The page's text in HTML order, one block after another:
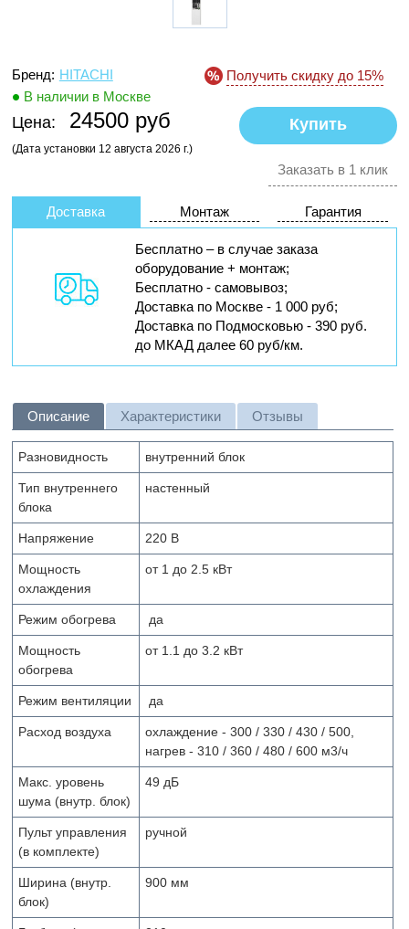
Бренд: HITACHI
В наличии в Москве
Цена: 24500 руб
(Дата установки 12 августа 2026 г.)
Получить скидку до 15%
Заказать в 1 клик
Доставка Монтаж Гарантия
Бесплатно – в случае заказа
оборудование + монтаж;
Бесплатно - самовывоз;
Доставка по Москве - 1 000 руб;
Доставка по Подмосковью - 390 руб.
до МКАД далее 60 руб/км.
Описание Характеристики Отзывы
Разновидность внутренний блок
Тип внутреннего
блока
настенный
Напряжение 220 В
Мощность
охлаждения
от 1 до 2.5 кВт
Режим обогрева да
Мощность
обогрева
от 1.1 до 3.2 кВт
Режим вентиляции да
Расход воздуха
охлаждение - 300 / 330 / 430 / 500,
нагрев - 310 / 360 / 480 / 600 м3/ч
Макс. уровень
шума (внутр. блок)
49 дБ
Пульт управления
(в комплекте)
ручной
Ширина (внутр.
блок)
900 мм